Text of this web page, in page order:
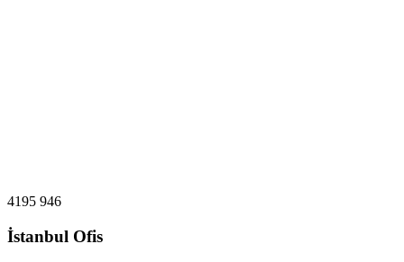
4195 946
İstanbul Ofis